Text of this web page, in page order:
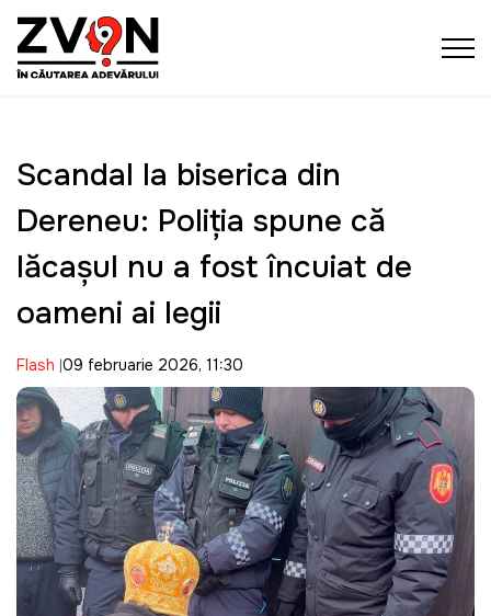
Scandal la biserica din
Dereneu: Poliția spune că
lăcașul nu a fost încuiat de
oameni ai legii
Flash 09 februarie 2026, 11:30